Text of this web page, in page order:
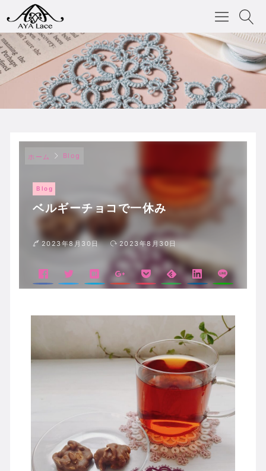
ホーム Blog
Blog
ベルギーチョコで一休み
2023年8月30日 2023年8月30日